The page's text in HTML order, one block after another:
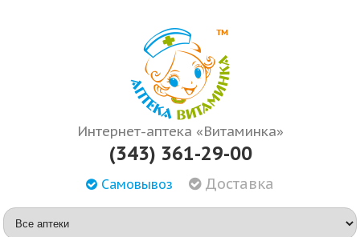
Интернет-аптека «Витаминка»
(343) 361-29-00
Самовывоз Доставка